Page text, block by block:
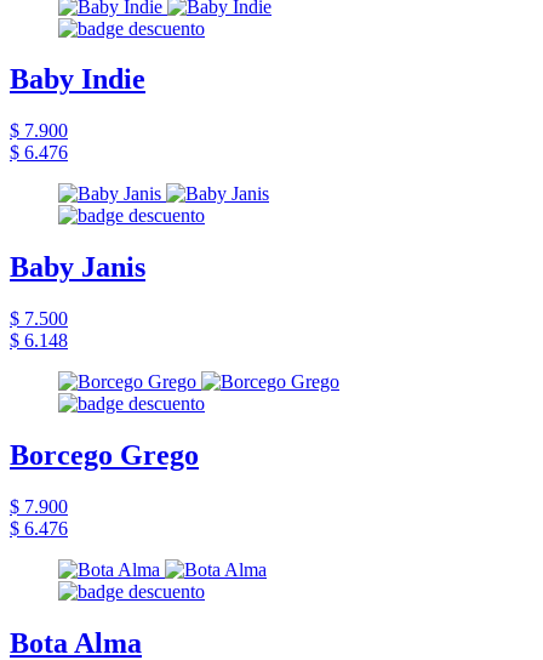
Baby Indie
$ 7.900
$ 6.476
Baby Janis
$ 7.500
$ 6.148
Borcego Grego
$ 7.900
$ 6.476
Bota Alma